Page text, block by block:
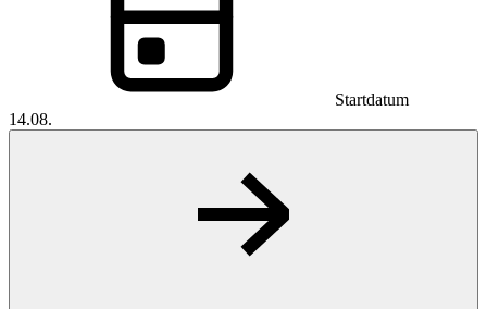
Startdatum
14.08.